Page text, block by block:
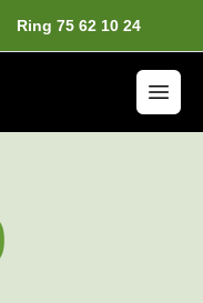
Ring 75 62 10 24